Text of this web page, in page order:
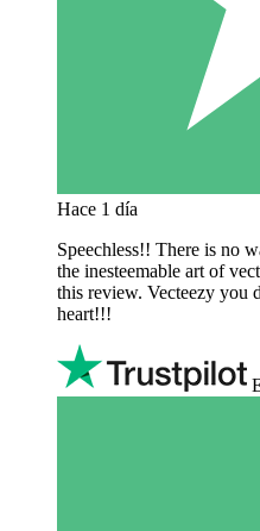
Hace 1 día
Speechless!! There is no
the inesteemable art of
this review. Vecteezy you
heart!!!